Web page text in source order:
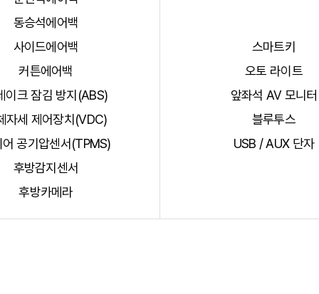
동승석에어백
사이드에어백
커튼에어백
이크 잠김 방지(ABS)
자세 제어장치(VDC)
어 공기압센서(TPMS)
후방감지센서
후방카메라
스마트키
오토 라이트
앞좌석 AV 모니터
블루투스
USB / AUX 단자